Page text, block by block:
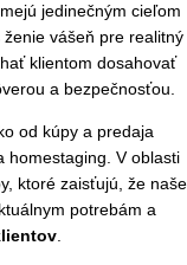
jedinečným cieľom
vášeň pre realitný
klientom dosahovať
a bezpečnosťou.
od kúpy a predaja
homestaging. V oblasti
ktoré zaisťujú, že naše
potrebám a